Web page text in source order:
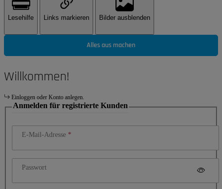
Lesehilfe Links markieren Bilder ausblenden
Alles aus machen
Willkommen!
Einloggen oder Konto anlegen.
Anmelden für registrierte Kunden
E-Mail-Adresse
Passwort